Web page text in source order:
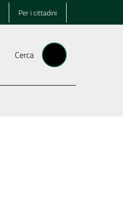
Per i cittadini
Cerca